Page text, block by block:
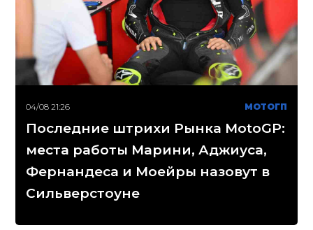
04/08 21:26 МОТОГП
Последние штрихи Рынка MotoGP:
места работы Марини, Аджиуса,
Фернандеса и Моейры назовут в
Сильверстоуне